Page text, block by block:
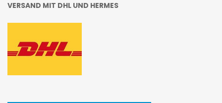
VERSAND MIT DHL UND HERMES